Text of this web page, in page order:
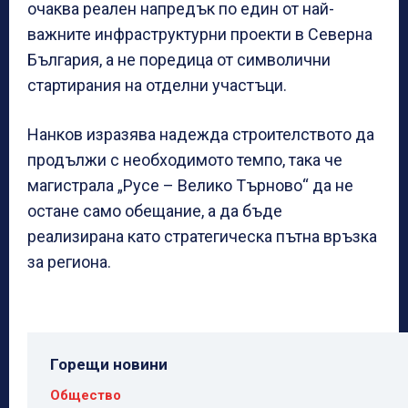
очаква реален напредък по един от най-
важните инфраструктурни проекти в Северна
България, а не поредица от символични
стартирания на отделни участъци.
Нанков изразява надежда строителството да
продължи с необходимото темпо, така че
магистрала „Русе – Велико Търново“ да не
остане само обещание, а да бъде
реализирана като стратегическа пътна връзка
за региона.
Горещи новини
Общество